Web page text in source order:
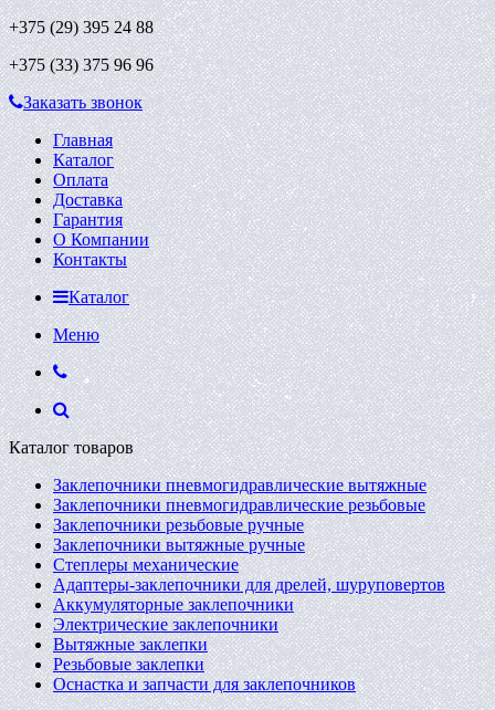
+375 (29)395 24 88
+375 (33)375 96 96
Заказать звонок
Главная
Каталог
Оплата
Доставка
Гарантия
О Компании
Контакты
Каталог
Меню
Каталог товаров
Заклепочники пневмогидравлические вытяжные
Заклепочники пневмогидравлические резьбовые
Заклепочники резьбовые ручные
Заклепочники вытяжные ручные
Степлеры механические
Адаптеры-заклепочники для дрелей, шуруповертов
Аккумуляторные заклепочники
Электрические заклепочники
Вытяжные заклепки
Резьбовые заклепки
Оснастка и запчасти для заклепочников